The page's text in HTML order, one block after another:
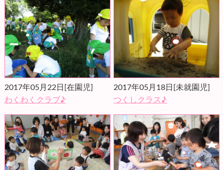
2017年05月22日 [在園児]
わくわくクラブ♪
2017年05月18日 [未就園児]
つくしクラス♪